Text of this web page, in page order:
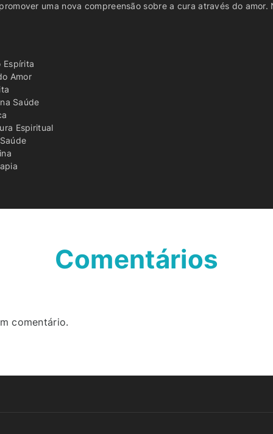
uma nova compreensão sobre a cura através do
Espírita
Amor
Saúde
Espiritual
Comentários
comentário.